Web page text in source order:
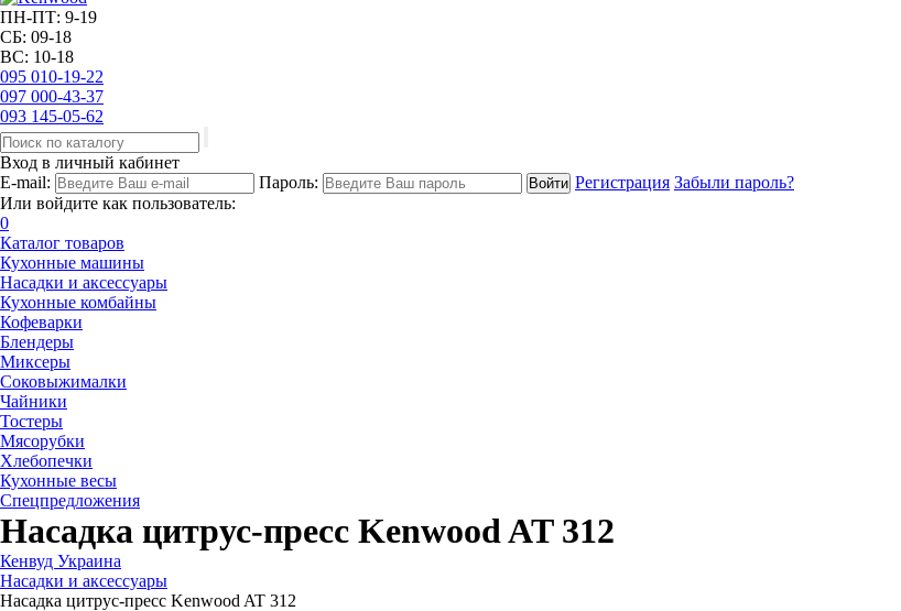
ПН-ПТ: 9-19
СБ: 09-18
ВС: 10-18
095 010-19-22
097 000-43-37
093 145-05-62
Вход в личный кабинет
E-mail:
Пароль: Регистрация Забыли пароль?
Или войдите как пользователь:
0
Каталог товаров
Кухонные машины
Насадки и аксессуары
Кухонные комбайны
Кофеварки
Блендеры
Миксеры
Соковыжималки
Чайники
Тостеры
Мясорубки
Хлебопечки
Кухонные весы
Спецпредложения
Насадка цитрус-пресс Kenwood AT 312
Кенвуд Украина
Насадки и аксессуары
Насадка цитрус-пресс Kenwood AT 312